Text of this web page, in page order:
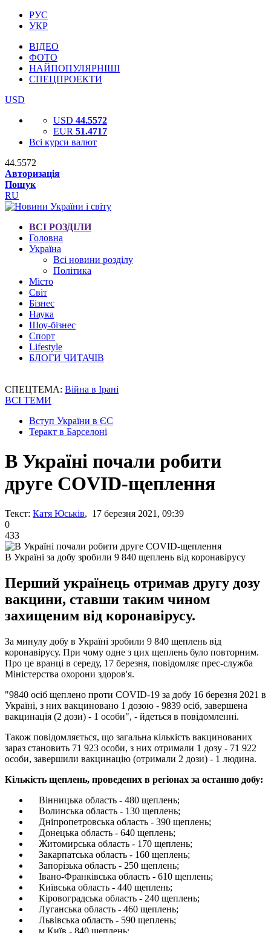
РУС
УКР
ВІДЕО
ФОТО
НАЙПОПУЛЯРНІШІ
СПЕЦПРОЕКТИ
USD
USD 44.5572
EUR 51.4717
Всі курси валют
44.5572
Авторизація
Пошук
RU
ВСІ РОЗДІЛИ
Головна
Україна
Всі новини розділу
Політика
Місто
Світ
Бізнес
Наука
Шоу-бізнес
Спорт
Lifestyle
БЛОГИ ЧИТАЧІВ
СПЕЦТЕМА: Війна в Ірані
ВСІ ТЕМИ
Вступ України в ЄС
Теракт в Барселоні
В Україні почали робити
друге COVID-щеплення
Текст: Катя Юськів, 17 березня 2021, 09:39
0
433
В Україні за добу зробили 9 840 щеплень від коронавірусу
Перший українець отримав другу дозу
вакцини, ставши таким чином
захищеним від коронавірусу.
За минулу добу в Україні зробили 9 840 щеплень від
коронавірусу. При чому одне з цих щеплень було повторним.
Про це вранці в середу, 17 березня, повідомляє прес-служба
Міністерства охорони здоров'я.
"9840 осіб щеплено проти COVID-19 за добу 16 березня 2021 в
Україні, з них вакциновано 1 дозою - 9839 осіб, завершена
вакцинація (2 дози) - 1 особи", - йдеться в повідомленні.
Також повідомляється, що загальна кількість вакцинованих
зараз становить 71 923 особи, з них отримали 1 дозу - 71 922
особи, завершили вакцинацію (отримали 2 дози) - 1 людина.
Кількість щеплень, проведених в регіонах за останню добу:
Вінницька область - 480 щеплень;
Волинська область - 130 щеплень;
Дніпропетровська область - 390 щеплень;
Донецька область - 640 щеплень;
Житомирська область - 170 щеплень;
Закарпатська область - 160 щеплень;
Запорізька область - 250 щеплень;
Івано-Франківська область - 610 щеплень;
Київська область - 440 щеплень;
Кіровоградська область - 240 щеплень;
Луганська область - 460 щеплень;
Львівська область - 590 щеплень;
м Київ - 840 щеплень;